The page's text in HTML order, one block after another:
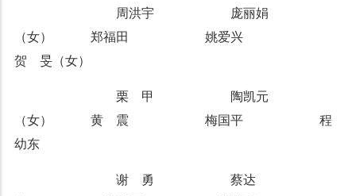
周洪宇 庞丽娟
（女） 郑福田 姚爱兴
贺 旻（女）
栗 甲 陶凯元
（女） 黄 震 梅国平 程
幼东
谢 勇 蔡达